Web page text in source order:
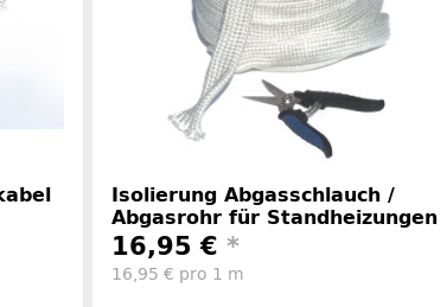
Isolierung Abgasschlauch /
Abgasrohr für Standheizungen
16,95 € *
16,95 € pro 1 m